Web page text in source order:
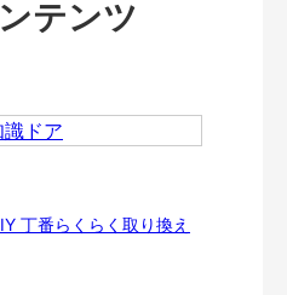
テンツ